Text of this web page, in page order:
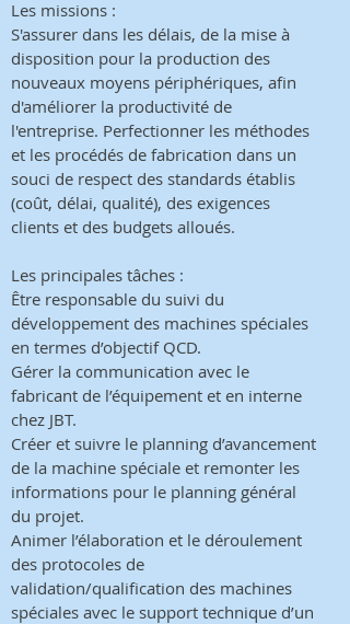
Les missions :
S'assurer dans les délais, de la mise à
disposition pour la production des
nouveaux moyens périphériques, afin
d'améliorer la productivité de
l'entreprise. Perfectionner les méthodes
et les procédés de fabrication dans un
souci de respect des standards établis
(coût, délai, qualité), des exigences
clients et des budgets alloués.
Les principales tâches :
Être responsable du suivi du
développement des machines spéciales
en termes d’objectif QCD.
Gérer la communication avec le
fabricant de l’équipement et en interne
chez JBT.
Créer et suivre le planning d’avancement
de la machine spéciale et remonter les
informations pour le planning général
du projet.
Animer l’élaboration et le déroulement
des protocoles de
validation/qualification des machines
spéciales avec le support technique d’un